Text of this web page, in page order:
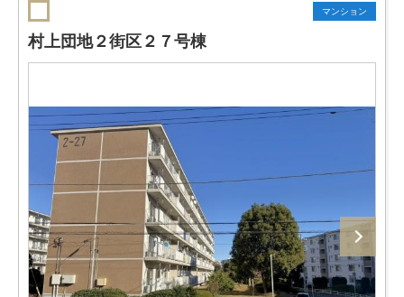
マンション
村上団地２街区２７号棟